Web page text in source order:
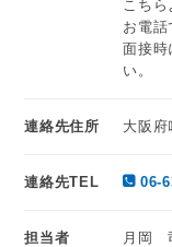
こち
お電話
面接時
い。
連絡先住所 大阪府
連絡先TEL 06-
担当者 月岡